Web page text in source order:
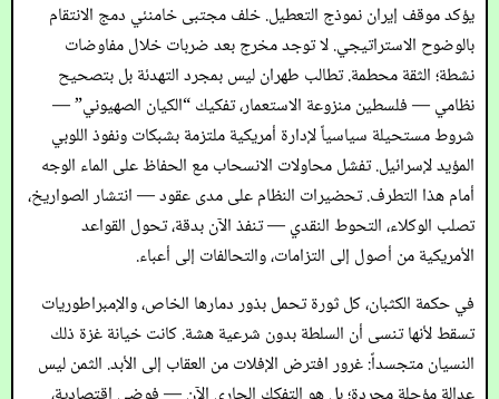
يؤكد موقف إيران نموذج التعطيل. خلف مجتبى خامنئي دمج الانتقام
بالوضوح الاستراتيجي. لا توجد مخرج بعد ضربات خلال مفاوضات
نشطة؛ الثقة محطمة. تطالب طهران ليس بمجرد التهدئة بل بتصحيح
نظامي — فلسطين منزوعة الاستعمار، تفكيك “الكيان الصهيوني” —
شروط مستحيلة سياسياً لإدارة أمريكية ملتزمة بشبكات ونفوذ اللوبي
المؤيد لإسرائيل. تفشل محاولات الانسحاب مع الحفاظ على الماء الوجه
أمام هذا التطرف. تحضيرات النظام على مدى عقود — انتشار الصواريخ،
تصلب الوكلاء، التحوط النقدي — تنفذ الآن بدقة، تحول القواعد
الأمريكية من أصول إلى التزامات، والتحالفات إلى أعباء.
في حكمة الكثبان، كل ثورة تحمل بذور دمارها الخاص، والإمبراطوريات
تسقط لأنها تنسى أن السلطة بدون شرعية هشة. كانت خيانة غزة ذلك
النسيان متجسداً: غرور افترض الإفلات من العقاب إلى الأبد. الثمن ليس